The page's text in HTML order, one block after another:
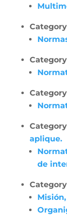
aplique.
de